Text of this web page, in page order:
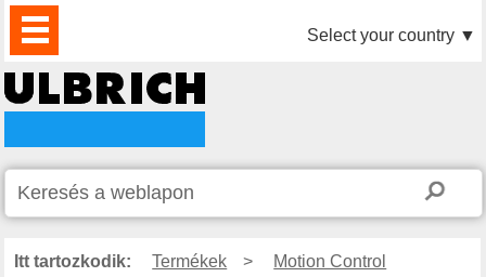
TERMÉKEK
HÍREK
LETÖLTÉS
VIDEÓK
PARTNEREINK
RÓLUNK
KAPCSOLAT Select your country ▼
Itt tartozkodik: Termékek >
Motion Control